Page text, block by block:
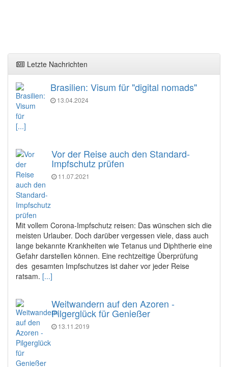
Letzte Nachrichten
Brasilien: Visum für "digital nomads"
13.04.2024
[...]
Vor der Reise auch den Standard-
Impfschutz prüfen
11.07.2021
Mit vollem Corona-Impfschutz reisen: Das wünschen sich die
meisten Urlauber. Doch darüber vergessen viele, dass auch
lange bekannte Krankheiten wie Tetanus und Diphtherie eine
Gefahr darstellen können. Eine rechtzeitige Überprüfung
des gesamten Impfschutzes ist daher vor jeder Reise
ratsam. [...]
Weitwandern auf den Azoren -
Pilgerglück für Genießer
13.11.2019